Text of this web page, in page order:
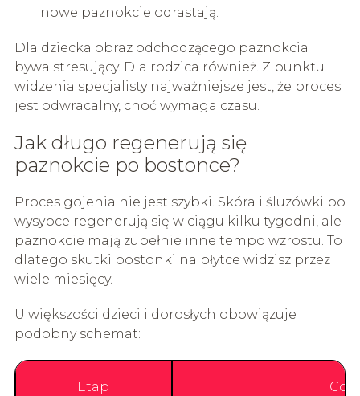
nowe paznokcie odrastają.
Dla dziecka obraz odchodzącego paznokcia
bywa stresujący. Dla rodzica również. Z punktu
widzenia specjalisty najważniejsze jest, że proces
jest odwracalny, choć wymaga czasu.
Jak długo regenerują się
paznokcie po bostonce?
Proces gojenia nie jest szybki. Skóra i śluzówki po
wysypce regenerują się w ciągu kilku tygodni, ale
paznokcie mają zupełnie inne tempo wzrostu. To
dlatego skutki bostonki na płytce widzisz przez
wiele miesięcy.
U większości dzieci i dorosłych obowiązuje
podobny schemat:
Etap Co